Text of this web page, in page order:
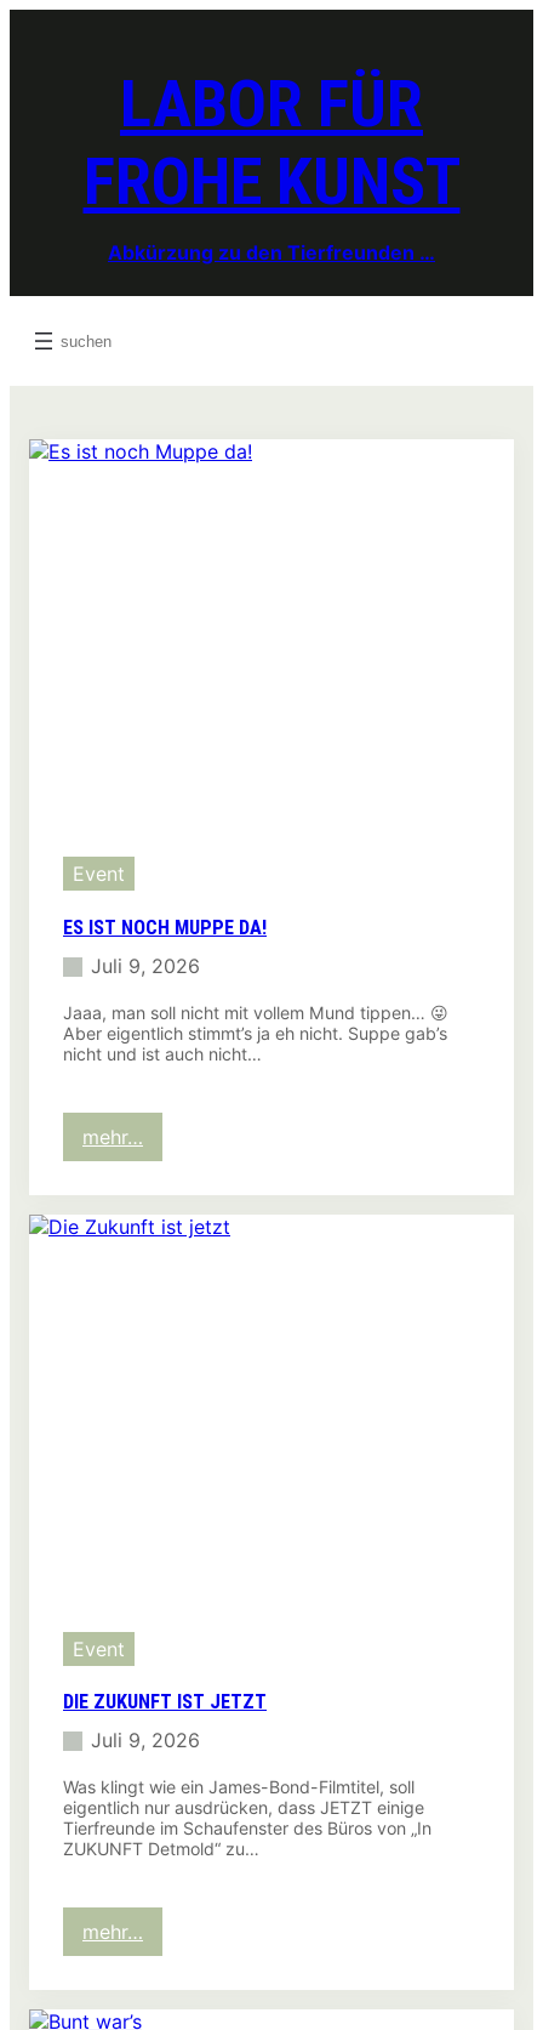
LABOR FÜR
FROHE KUNST
Abkürzung zu den Tierfreunden …
Search
Event
ES IST NOCH MUPPE DA!
Juli 9, 2026
Jaaa, man soll nicht mit vollem Mund tippen… 😜
Aber eigentlich stimmt’s ja eh nicht. Suppe gab’s
nicht und ist auch nicht…
mehr…
Es
Muppe
Event
DIE ZUKUNFT IST JETZT
Juli 9, 2026
Was klingt wie ein James-Bond-Filmtitel, soll
eigentlich nur ausdrücken, dass JETZT einige
Tierfreunde im Schaufenster des Büros von „In
ZUKUNFT Detmold“ zu…
mehr…
Die
ist